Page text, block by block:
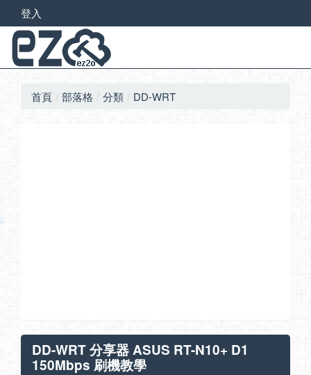
登入
首頁 部落格 分類 DD-WRT
DD-WRT 分享器 ASUS RT-N10+ D1
150Mbps 刷機教學